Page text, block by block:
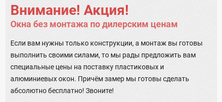
Внимание! Акция!
Окна без монтажа по дилерским ценам
Если вам нужны только конструкции, а монтаж вы готовы
выполнить своими силами, то мы рады предложить вам
специальные цены на поставку пластиковых и
алюминиевых окон. Причём замер мы готовы сделать
абсолютно бесплатно! Звоните!